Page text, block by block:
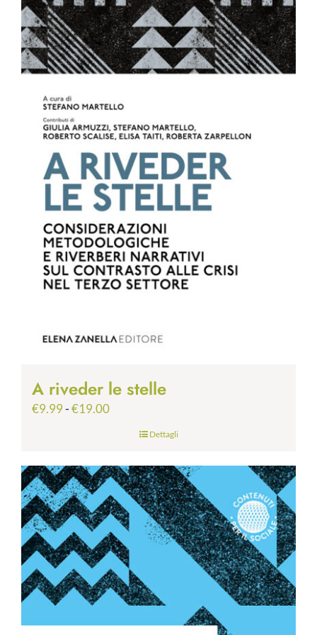
A riveder le stelle
€9.99-€19.00Fascia
€9.99
a
€19.00
Dettagli